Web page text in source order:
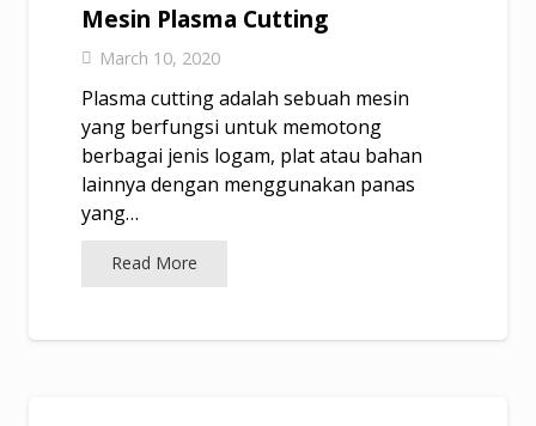
Mesin Plasma Cutting
March 10, 2020
Plasma cutting adalah sebuah mesin
yang berfungsi untuk memotong
berbagai jenis logam, plat atau bahan
lainnya dengan menggunakan panas
yang…
Read More